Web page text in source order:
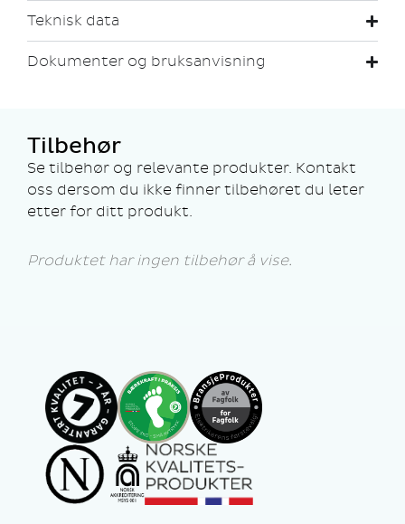
Teknisk data
Dokumenter og bruksanvisning
Tilbehør
Se tilbehør og relevante produkter. Kontakt
oss dersom du ikke finner tilbehøret du leter
etter for ditt produkt.
Produktet har ingen tilbehør å vise.